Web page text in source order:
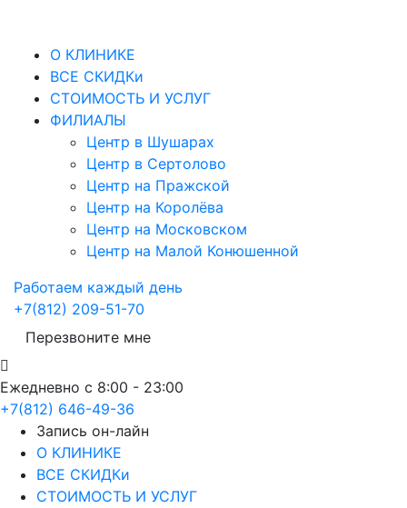
О КЛИНИКЕ
ВСЕ СКИДКи
СТОИМОСТЬ И УСЛУГ
ФИЛИАЛЫ
Центр в Шушарах
Центр в Сертолово
Центр на Пражской
Центр на Королёва
Центр на Московском
Центр на Малой Конюшенной
Работаем каждый день
+7(812) 209-51-70
Перезвоните мне
Ежедневно с 8:00 - 23:00
+7(812) 646-49-36
Запись он-лайн
О КЛИНИКЕ
ВСЕ СКИДКи
СТОИМОСТЬ И УСЛУГ